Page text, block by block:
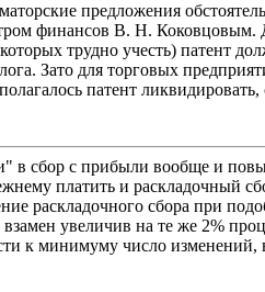
предложения
финансов В. Н.
трудно учесть) патент
Зато для торговых
патент ликвидировать,
в сбор с прибыли вообще и
платить и раскладочный
раскладочного сбора при
увеличив на те же 2%
к минимуму число